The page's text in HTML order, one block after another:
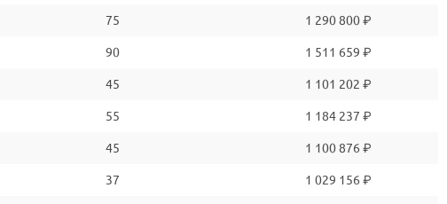
75 1 290 800 ₽
90 1 511 659 ₽
45 1 101 202 ₽
55 1 184 237 ₽
45 1 100 876 ₽
37 1 029 156 ₽